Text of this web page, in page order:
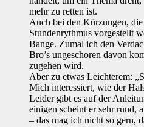
mehr zu retten ist.
Auch bei den Kürzungen,
Stundenrythmus vorgestellt
Bange. Zumal ich den
Bro’s ungeschoren davon
zugehen wird.
Aber zu etwas Leichterem:
Mich interessiert, wie der
Leider gibt es auf der
einigen scheint er sehr rund,
– das mag ich nicht so gern,